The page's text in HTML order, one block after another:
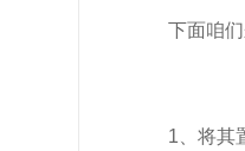
下面咱们
1、将其置